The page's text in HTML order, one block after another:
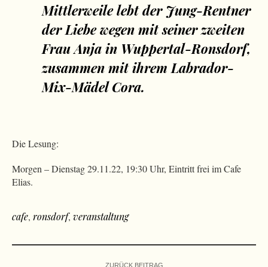
Mittlerweile lebt der Jung-Rentner
der Liebe wegen mit seiner zweiten
Frau Anja in Wuppertal-Ronsdorf,
zusammen mit ihrem Labrador-
Mix-Mädel Cora.
Die Lesung:
Morgen – Dienstag 29.11.22, 19:30 Uhr, Eintritt frei im Cafe
Elias.
cafe, ronsdorf, veranstaltung
ZURÜCK BEITRAG